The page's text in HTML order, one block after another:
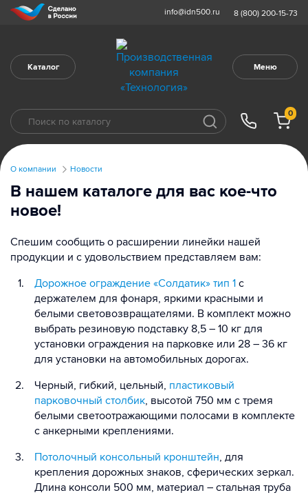
info@idn500.ru 8 (800) 200-15-73
Каталог Меню
0
О компании Новости
В нашем каталоге для вас кое-что
новое!
Спешим сообщить о расширении линейки нашей
продукции и с удовольствием представляем вам:
Дорожное ограждение «Солдатик» тип 1 с
держателем для фонаря, яркими красными и
белыми световозвращателями. В комплект можно
выбрать резиновую подставку 8,5 – 10 кг для
установки ограждения на парковке или 28 – 36 кг
для установки на автомобильных дорогах.
Черный, гибкий, цельный, пластиковый
парковочный столбик, высотой 750 мм с тремя
белыми светоотражающими полосами в комплекте
с анкерными креплениями.
Потолочный консольный кронштейн, для
крепления дорожных знаков, сферических зеркал.
Длина консоли 500 мм, материал – стальная труба